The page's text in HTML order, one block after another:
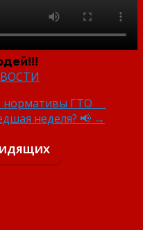
ГТО ⠀
неделя? 📢 →